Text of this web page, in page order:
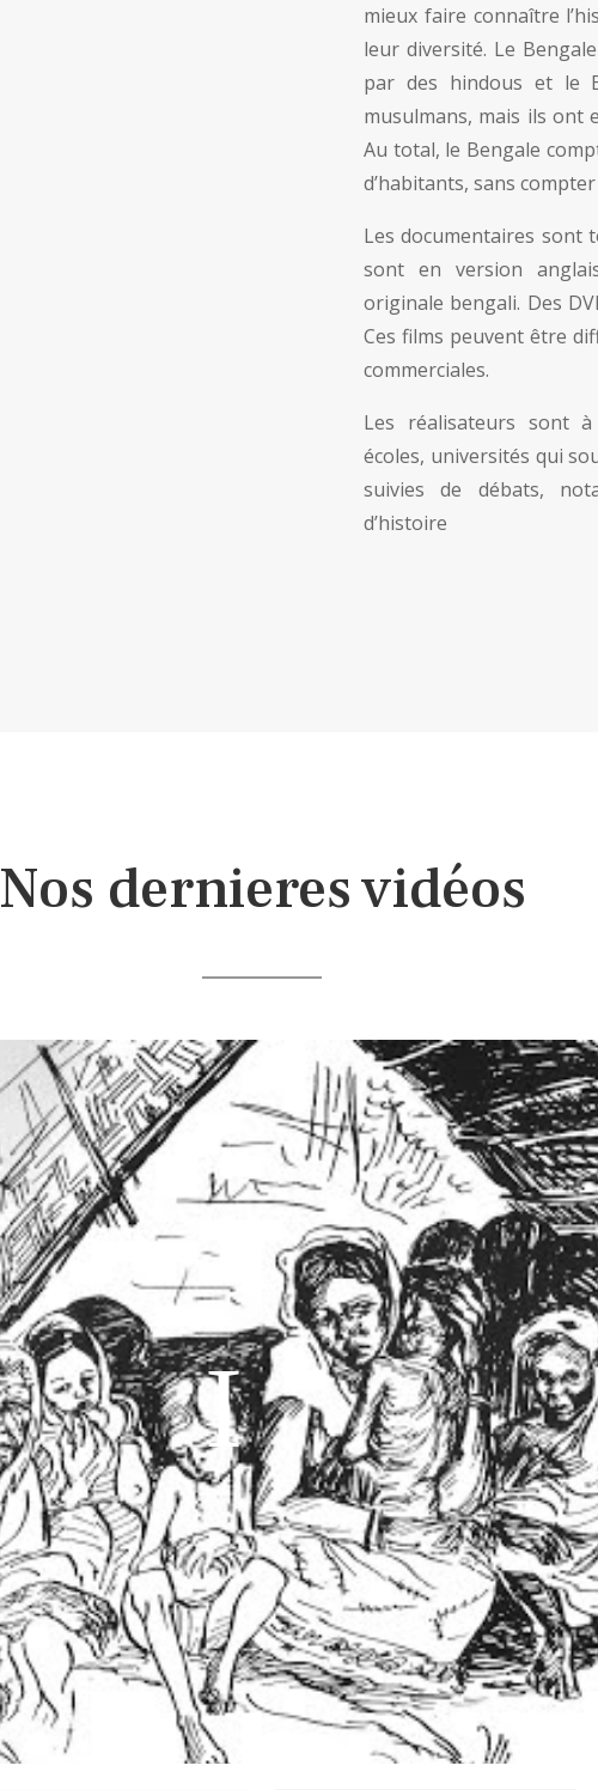
mieux faire connaître
leur diversité. Le
par des hindous et le
musulmans, mais ils ont
Au total, le Bengale
d’habitants, sans
Les documentaires sont
sont en version
originale bengali. Des
Ces films peuvent être
commerciales.
Les réalisateurs sont
écoles, universités qui
suivies de débats,
d’histoire
Nos dernieres vidéos